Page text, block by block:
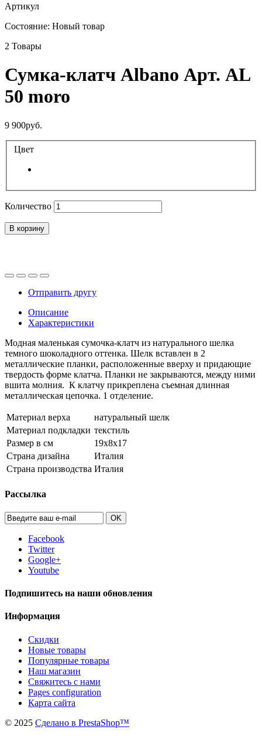
Артикул
Состояние: Новый товар
2 Товары
Сумка-клатч Albano Арт. AL
50 moro
9 900руб.
Цвет
Количество
В корзину
Отправить другу
Описание
Характеристики
Модная маленькая сумочка-клатч из натурального шелка
темного шоколадного оттенка. Шелк вставлен в 2
металлические планки, расположенные вверху и придающие
твердость форме клатча. Планки не закрываются, между ними
вшита молния. К клатчу прикреплена съемная длинная
металлическая цепочка. 1 отделение.
Материал верха
натуральный шелк
Материал подкладки текстиль
Размер в см
19х8х17
Страна дизайна
Италия
Страна производства Италия
Рассылка
OK
Facebook
Twitter
Google+
Youtube
Подпишитесь на наши обновления
Информация
Скидки
Новые товары
Популярные товары
Наш магазин
Свяжитесь с нами
Pages configuration
Карта сайта
© 2025 Сделано в PrestaShop™